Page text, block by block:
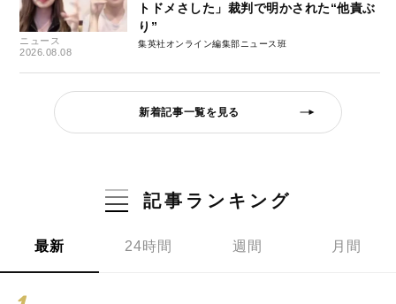
ニュース
2026.08.08
トドメさした」裁判で明かされた“他責ぶ
り”
集英社オンライン編集部ニュース班
新着記事一覧を見る
記事ランキング
最新 24時間 週間 月間